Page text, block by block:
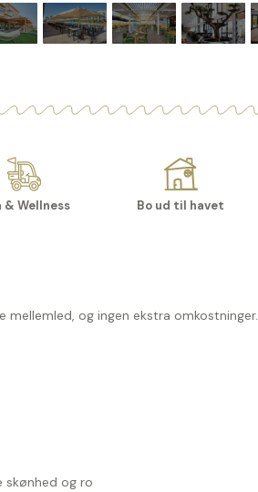
& Wellness Bo ud til havet
og ingen ekstra omkostninger.
skønhed og ro